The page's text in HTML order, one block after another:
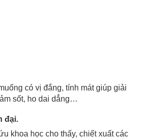
có vị đắng, tính mát giúp giải
sốt, ho dai dẳng…
đại.
khoa học cho thấy, chiết xuất các